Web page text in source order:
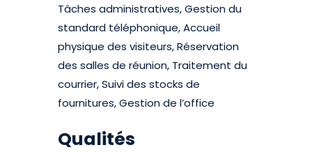
Tâches administratives, Gestion du
standard téléphonique, Accueil
physique des visiteurs, Réservation
des salles de réunion, Traitement du
courrier, Suivi des stocks de
fournitures, Gestion de l’office
Qualités